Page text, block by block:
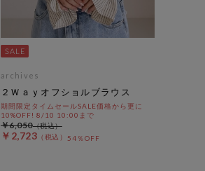
archives
２Ｗａｙオフショルブラウス
期間限定タイムセールSALE価格から更に
10%OFF! 8/10 10:00まで
￥2,723 54％OFF
￥6,050